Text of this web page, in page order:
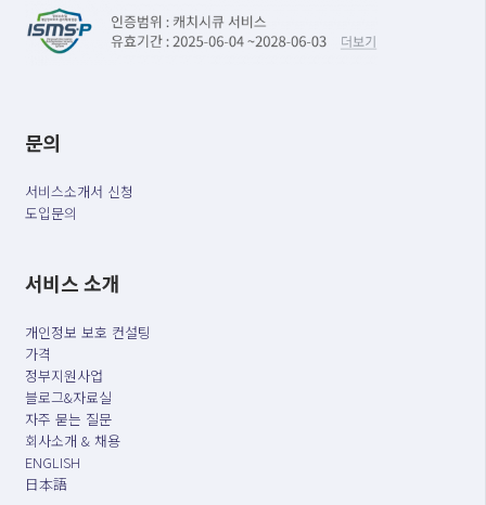
문의
서비스소개서 신청
도입문의
서비스 소개
개인정보 보호 컨설팅
가격
정부지원사업
블로그&자료실
자주 묻는 질문
회사소개 & 채용
ENGLISH
日本語